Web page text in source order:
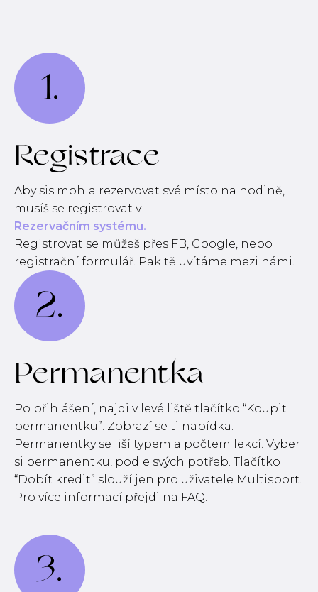
1.
Registrace
Aby sis mohla rezervovat své místo na hodině,
musíš se registrovat v
Rezervačním systému.
Registrovat se můžeš přes FB, Google, nebo
registrační formulář. Pak tě uvítáme mezi námi.
2.
Permanentka
Po přihlášení, najdi v levé liště tlačítko “Koupit
permanentku”. Zobrazí se ti nabídka.
Permanentky se liší typem a počtem lekcí. Vyber
si permanentku, podle svých potřeb. Tlačítko
“Dobít kredit” slouží jen pro uživatele Multisport.
Pro více informací přejdi na FAQ.
3.